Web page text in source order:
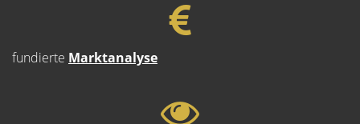
fundierte Marktanalyse